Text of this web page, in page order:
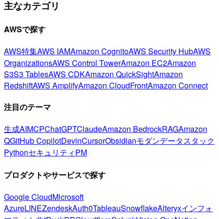
主なカテゴリ
AWSで探す
AWS特集AWS IAMAmazon CognitoAWS Security HubAWS
OrganizationsAWS Control TowerAmazon EC2Amazon
S3S3 TablesAWS CDKAmazon QuickSightAmazon
RedshiftAWS AmplifyAmazon CloudFrontAmazon Connect
注目のテーマ
生成AIMCPChatGPTClaudeAmazon BedrockRAGAmazon
QGitHub CopilotDevinCursorObsidianモダンデータスタック
PythonセキュリティPM
プロダクトやサービスで探す
Google CloudMicrosoft
AzureLINEZendeskAuth0TableauSnowflakeAlteryxインフォ